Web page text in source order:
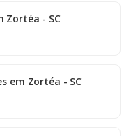
Zortéa - SC
em Zortéa - SC